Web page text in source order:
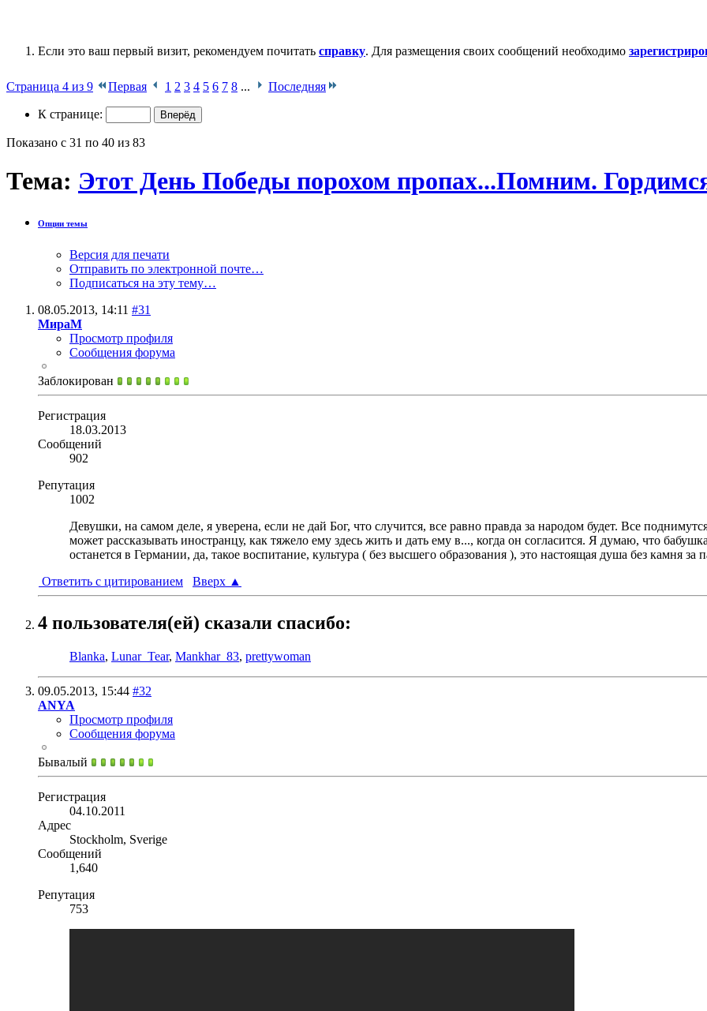
Если это ваш первый визит, рекомендуем почитать справку. Для размещения своих сообщений необходимо
Страница 4 из 9 Первая 1 2 3 4 5 6 7 8 ... Последняя
К странице:
Показано с 31 по 40 из 83
Тема: Этот День Победы порохом пропах...Помним.
Опции темы
Версия для печати
Отправить по электронной почте…
Подписаться на эту тему…
08.05.2013, 14:11 #31
МираМ
Просмотр профиля
Сообщения форума
Заблокирован
Регистрация
18.03.2013
Сообщений
902
Репутация
1002
Девушки, на самом деле, я уверена, если не дай Бог, что случится, все равно правда за народом будет. Все
может рассказывать иностранцу, как тяжело ему здесь жить и дать ему в..., когда он согласится. Я думаю, что
останется в Германии, да, такое воспитание, культура ( без высшего образования ), это настоящая душа без камня за
Ответить с цитированием
Вверх ▲
4 пользователя(ей) сказали cпасибо:
Blanka, Lunar_Tear, Mankhar_83, prettywoman
09.05.2013, 15:44 #32
ANYA
Просмотр профиля
Сообщения форума
Бывалый
Регистрация
04.10.2011
Адрес
Stockholm, Sverige
Сообщений
1,640
Репутация
753